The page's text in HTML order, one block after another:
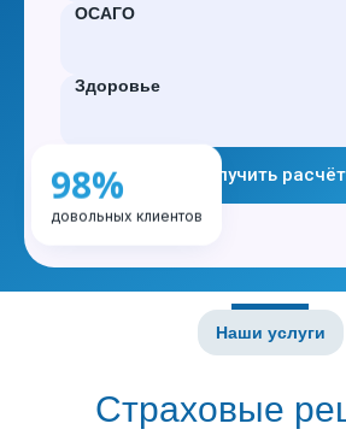
ОСАГО
Здоровье
Получить расчёт
98%
Наши услуги
Страховые